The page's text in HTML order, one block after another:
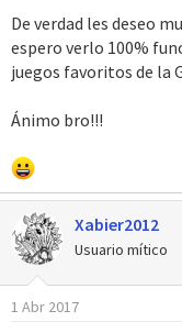
De verdad les deseo
espero verlo 100%
juegos favoritos de la
Ánimo bro!!!
Xabier2012
Usuario mítico
1 Abr 2017